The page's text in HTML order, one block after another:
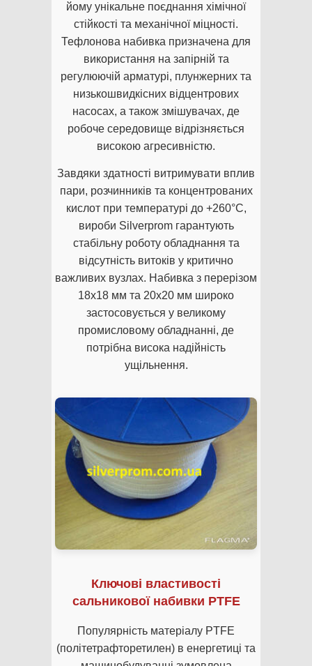
йому унікальне поєднання хімічної
стійкості та механічної міцності.
Тефлонова набивка призначена для
використання на запірній та
регулюючій арматурі, плунжерних та
низькошвидкісних відцентрових
насосах, а також змішувачах, де
робоче середовище відрізняється
високою агресивністю.
Завдяки здатності витримувати вплив
пари, розчинників та концентрованих
кислот при температурі до +260°C,
вироби Silverprom гарантують
стабільну роботу обладнання та
відсутність витоків у критично
важливих вузлах. Набивка з перерізом
18х18 мм та 20х20 мм широко
застосовується у великому
промисловому обладнанні, де
потрібна висока надійність
ущільнення.
Ключові властивості
сальникової набивки PTFE
Популярність матеріалу PTFE
(політетрафторетилен) в енергетиці та